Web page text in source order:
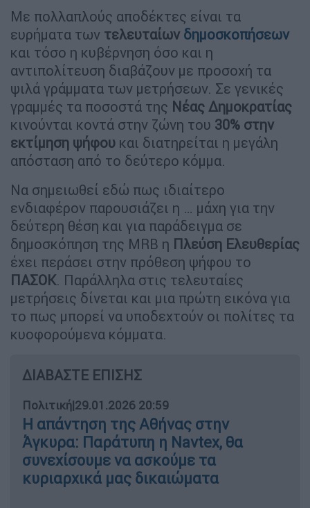
Με πολλαπλούς αποδέκτες είναι τα
ευρήματα των τελευταίων δημοσκοπήσεων
και τόσο η κυβέρνηση όσο και η
αντιπολίτευση διαβάζουν με προσοχή τα
ψιλά γράμματα των μετρήσεων. Σε γενικές
γραμμές τα ποσοστά της Νέας Δημοκρατίας
κινούνται κοντά στην ζώνη του 30% στην
εκτίμηση ψήφου και διατηρείται η μεγάλη
απόσταση από το δεύτερο κόμμα.
Να σημειωθεί εδώ πως ιδιαίτερο
ενδιαφέρον παρουσιάζει η … μάχη για την
δεύτερη θέση και για παράδειγμα σε
δημοσκόπηση της MRB η Πλεύση Ελευθερίας
έχει περάσει στην πρόθεση ψήφου το
ΠΑΣΟΚ. Παράλληλα στις τελευταίες
μετρήσεις δίνεται και μια πρώτη εικόνα για
το πως μπορεί να υποδεχτούν οι πολίτες τα
κυοφορούμενα κόμματα.
ΔΙΑΒΑΣΤΕ ΕΠΙΣΗΣ
Πολιτική|29.01.2026 20:59
Η απάντηση της Αθήνας στην
Άγκυρα: Παράτυπη η Navtex, θα
συνεχίσουμε να ασκούμε τα
κυριαρχικά μας δικαιώματα